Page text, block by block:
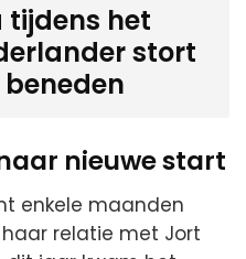
tijdens het
stort
nieuwe start
enkele maanden
relatie met Jort